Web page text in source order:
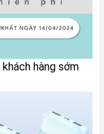
hàng sớm